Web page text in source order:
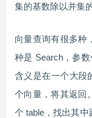
集的基数除以并集
向量查询有很多种
种是 Search，参
含义是在一个大段
个向量，将其返回
个 table，找出其